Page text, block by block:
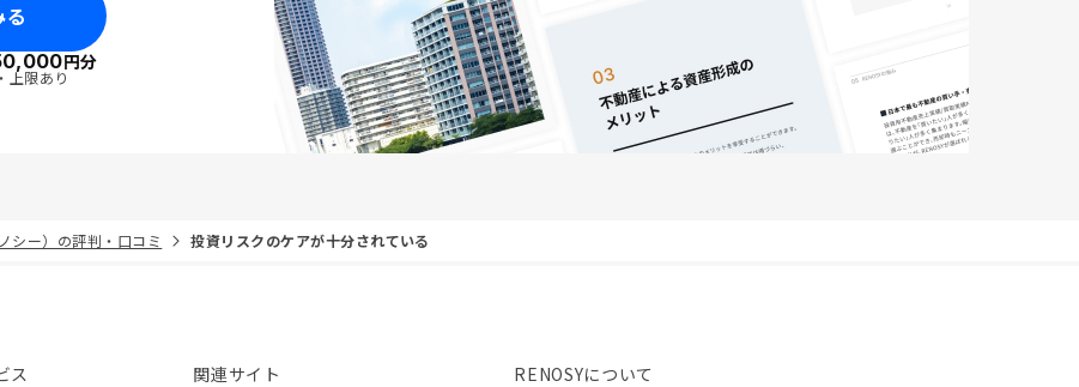
円分
上限あり
シー）の評判・口コミ 投資リスクのケアが十分されている
ス 関連サイト RENOSYについて